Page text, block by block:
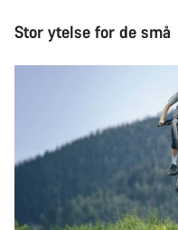
Stor ytelse for de små